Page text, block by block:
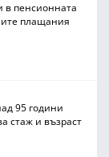
в пенсионната
плащания
95 години
стаж и възраст